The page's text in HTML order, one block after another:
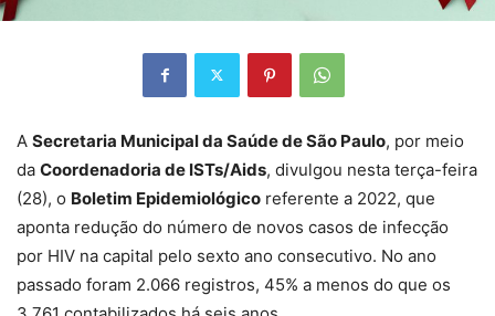
A Secretaria Municipal da Saúde de São Paulo, por meio
da Coordenadoria de ISTs/Aids, divulgou nesta terça-feira
(28), o Boletim Epidemiológico referente a 2022, que
aponta redução do número de novos casos de infecção
por HIV na capital pelo sexto ano consecutivo. No ano
passado foram 2.066 registros, 45% a menos do que os